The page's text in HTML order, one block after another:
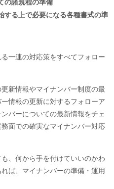
の諸規程の準備
する上で必要になる各種書式の準
一連の対応策をすべてフォロー
新情報やマイナンバー制度の最
情報の更新に対するフォローア
バーについての最新情報をチェ
面での確実なマイナンバー対応
、何から手を付けていいのかわ
ば、マイナンバーの準備・運用